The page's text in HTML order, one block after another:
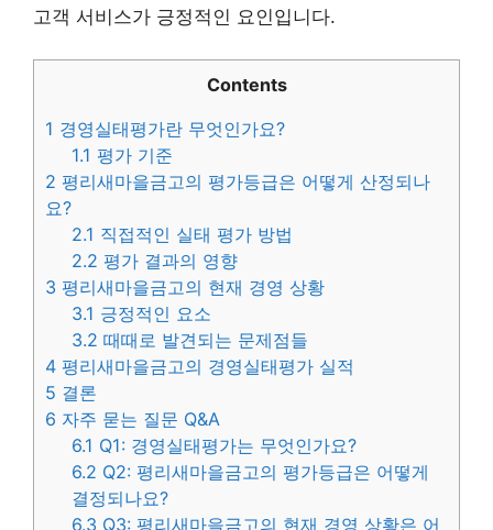
고객 서비스가 긍정적인 요인입니다.
Contents
1 경영실태평가란 무엇인가요?
1.1 평가 기준
2 평리새마을금고의 평가등급은 어떻게 산정되나
요?
2.1 직접적인 실태 평가 방법
2.2 평가 결과의 영향
3 평리새마을금고의 현재 경영 상황
3.1 긍정적인 요소
3.2 때때로 발견되는 문제점들
4 평리새마을금고의 경영실태평가 실적
5 결론
6 자주 묻는 질문 Q&A
6.1 Q1: 경영실태평가는 무엇인가요?
6.2 Q2: 평리새마을금고의 평가등급은 어떻게
결정되나요?
6.3 Q3: 평리새마을금고의 현재 경영 상황은 어